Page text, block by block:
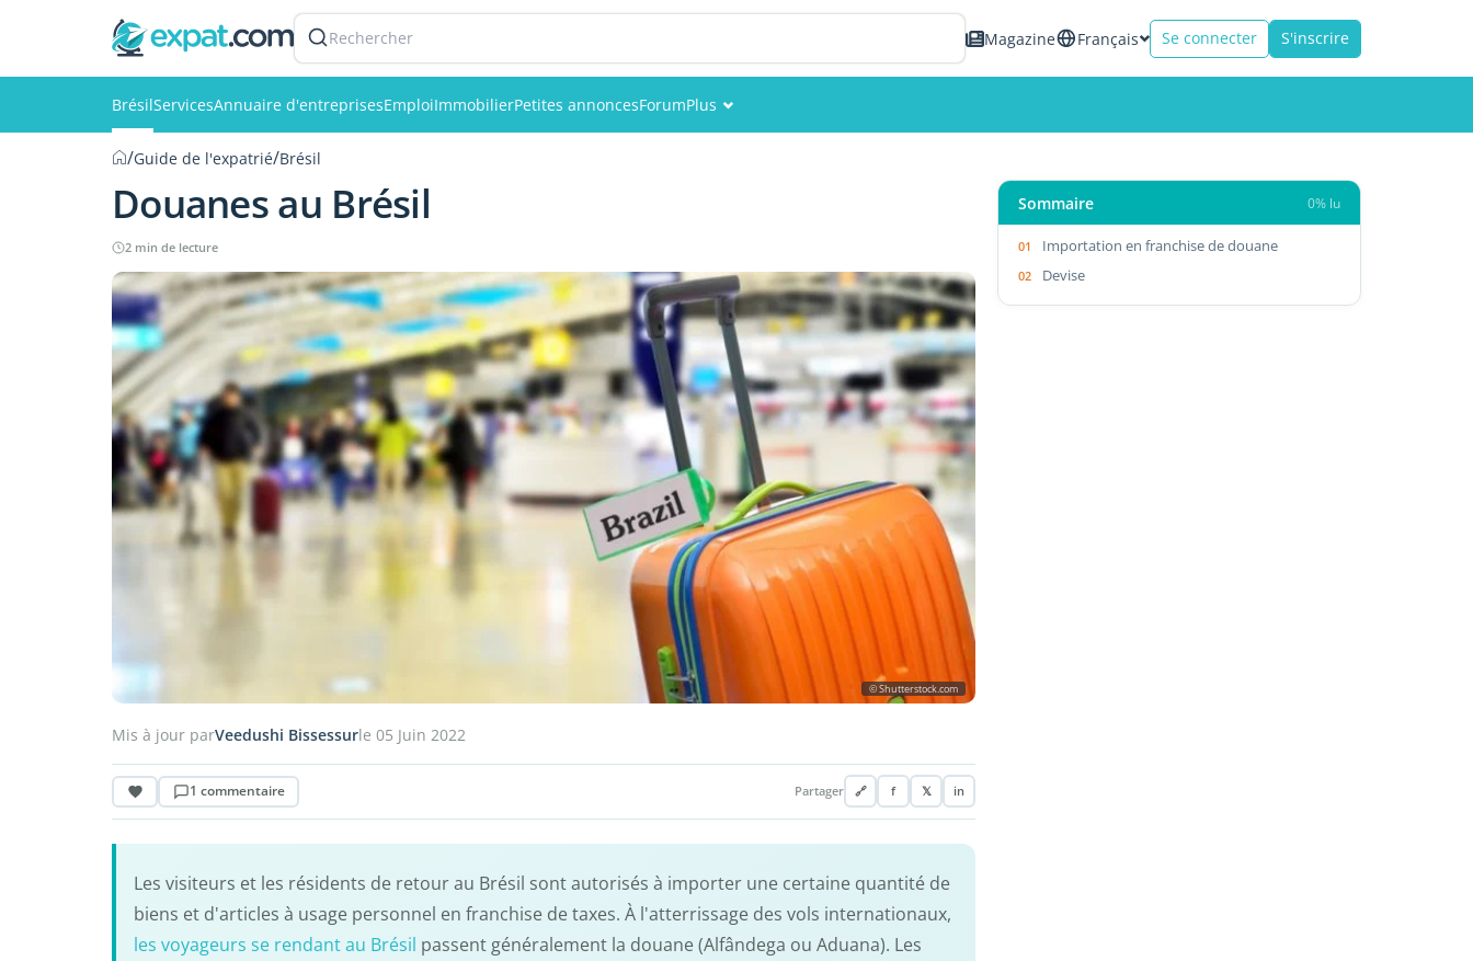
Rechercher Magazine Français Se connecter S'inscrire
BrésilServicesAnnuaire d'entreprisesEmploiImmobilierPetites annoncesForumPlus
/Guide de l'expatrié/Brésil
Douanes au Brésil
2 min de lecture
© Shutterstock.com
Mis à jour parVeedushi Bissessurle 05 Juin 2022
1 commentaire Partager 🔗 f 𝕏 in
Les visiteurs et les résidents de retour au Brésil sont autorisés à importer une certaine quantité de
biens et d'articles à usage personnel en franchise de taxes. À l'atterrissage des vols internationaux,
les voyageurs se rendant au Brésil passent généralement la douane (Alfândega ou Aduana). Les
Sommaire 0% lu
Importation en franchise de douane
Devise